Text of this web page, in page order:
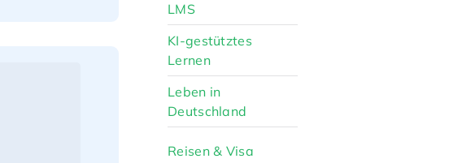
LMS
KI-gestütztes
Lernen
Leben in
Deutschland
Reisen & Visa